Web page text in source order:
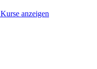
anzeigen